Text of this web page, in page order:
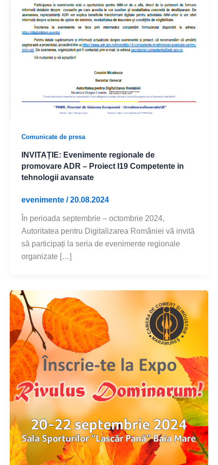
Comunicate de presa
INVITAȚIE: Evenimente regionale de
promovare ADR – Proiect I19 Competente in
tehnologii avansate
evenimente /20.08.2024
În perioada septembrie – octombrie 2024,
Autoritatea pentru Digitalizarea României vă invită
să participați la seria de evenimente regionale
organizate […]